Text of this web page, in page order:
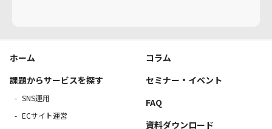
ホーム
課題からサービスを探す
SNS運用
ECサイト運営
コラム
セミナー・イベント
FAQ
資料ダウンロード